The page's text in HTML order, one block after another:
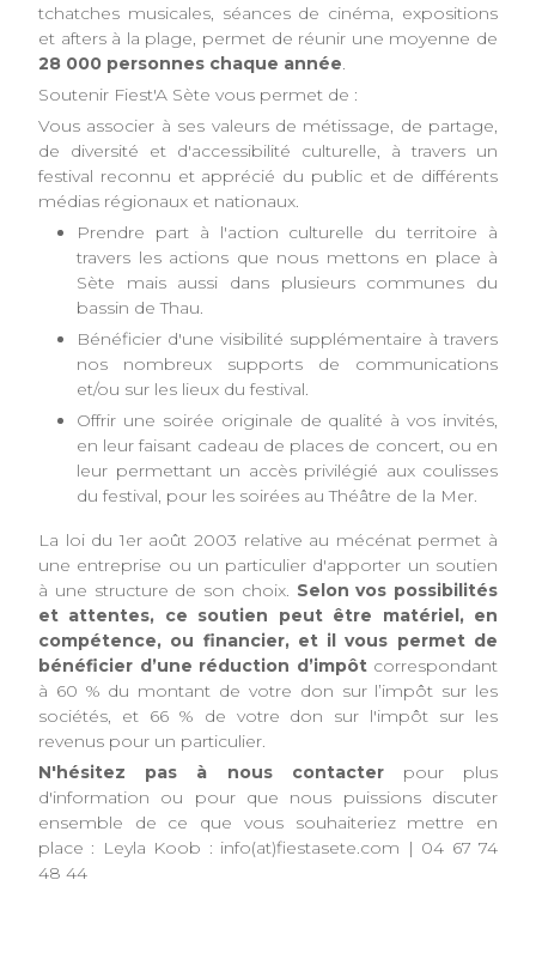
tchatches musicales, séances de cinéma, expositions
et afters à la plage, permet de réunir une moyenne de
28 000 personnes chaque année.
Soutenir Fiest'A Sète vous permet de :
Vous associer à ses valeurs de métissage, de partage,
de diversité et d'accessibilité culturelle, à travers un
festival reconnu et apprécié du public et de différents
médias régionaux et nationaux.
Prendre part à l'action culturelle du territoire à
travers les actions que nous mettons en place à
Sète mais aussi dans plusieurs communes du
bassin de Thau.
Bénéficier d'une visibilité supplémentaire à travers
nos nombreux supports de communications
et/ou sur les lieux du festival.
Offrir une soirée originale de qualité à vos invités,
en leur faisant cadeau de places de concert, ou en
leur permettant un accès privilégié aux coulisses
du festival, pour les soirées au Théâtre de la Mer.
La loi du 1er août 2003 relative au mécénat permet à
une entreprise ou un particulier d'apporter un soutien
à une structure de son choix. Selon vos possibilités
et attentes, ce soutien peut être matériel, en
compétence, ou financier, et il vous permet de
bénéficier d’une réduction d’impôtcorrespondant
à 60 % du montant de votre don sur l’impôt sur les
sociétés, et 66 % de votre don sur l'impôt sur les
revenus pour un particulier.
N'hésitez pas à nous contacterpour plus
d'information ou pour que nous puissions discuter
ensemble de ce que vous souhaiteriez mettre en
place : Leyla Koob : info(at)fiestasete.com | 04 67 74
48 44